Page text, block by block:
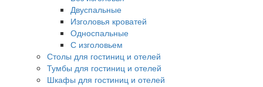
Двуспальные
Изголовья кроватей
Односпальные
С изголовьем
Столы для гостиниц и отелей
Тумбы для гостиниц и отелей
Шкафы для гостиниц и отелей